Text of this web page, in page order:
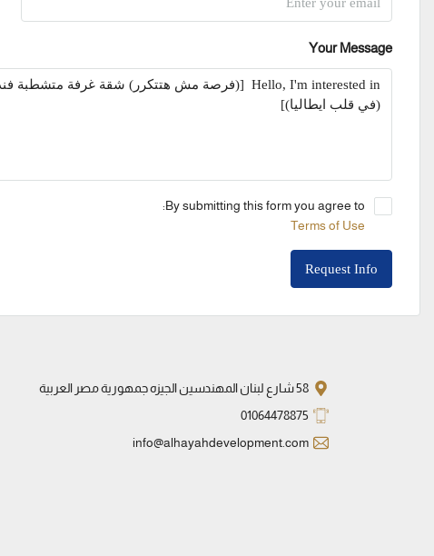
Your Message
By submitting this form you agree to:
Terms of Use
Request Info
58 شارع لبنان المهندسين الجيزه جمهورية مصر العربية
01064478875
info@alhayahdevelopment.com